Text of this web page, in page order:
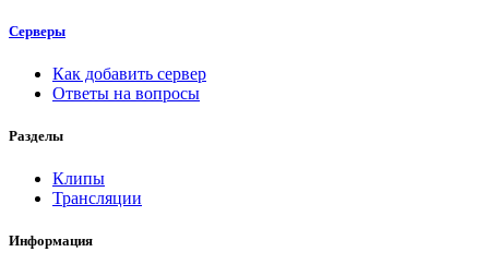
Серверы
Как добавить сервер
Ответы на вопросы
Разделы
Клипы
Трансляции
Информация